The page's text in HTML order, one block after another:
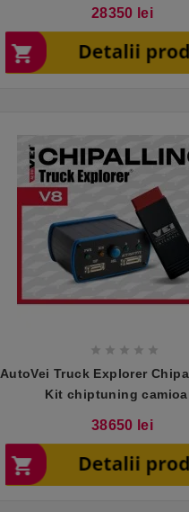
28350 lei
    
AutoVei Truck Explorer
Kit chiptuning
38650 lei